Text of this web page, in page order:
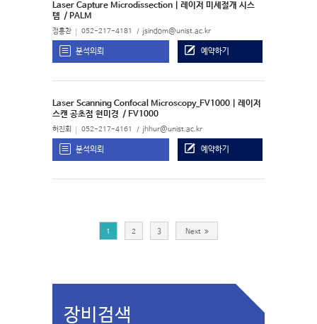
Laser Capture Microdissection | 레이저 미세절개 시스
템 / PALM
정홍찬 052-217-4181 jsindom@unist.ac.kr
분석의뢰 예약하기
Laser Scanning Confocal Microscopy_FV1000 | 레이저
스캔 공초점 현미경 / FV1000
허진회 052-217-4161 jhhur@unist.ac.kr
분석의뢰 예약하기
1 2 3 Next
장비검색